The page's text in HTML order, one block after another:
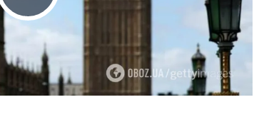
Play Video